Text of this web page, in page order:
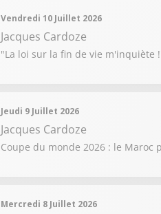
Vendredi 10 Juillet 2026
Jacques Cardoze
"La loi sur la fin de vie m'inquiète
Jeudi 9 Juillet 2026
Jacques Cardoze
Coupe du monde 2026 : le Maroc
Mercredi 8 Juillet 2026